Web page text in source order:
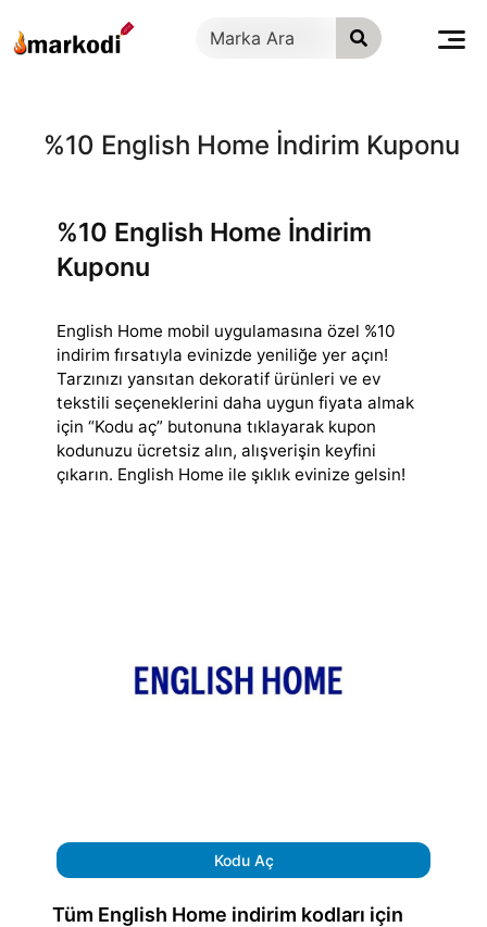
geç
%10 English Home İndirim Kuponu
%10 English Home İndirim
Kuponu
English Home mobil uygulamasına özel %10
indirim fırsatıyla evinizde yeniliğe yer açın!
Tarzınızı yansıtan dekoratif ürünleri ve ev
tekstili seçeneklerini daha uygun fiyata almak
için “Kodu aç” butonuna tıklayarak kupon
kodunuzu ücretsiz alın, alışverişin keyfini
çıkarın. English Home ile şıklık evinize gelsin!
Kodu Aç
Tüm English Home indirim kodları için